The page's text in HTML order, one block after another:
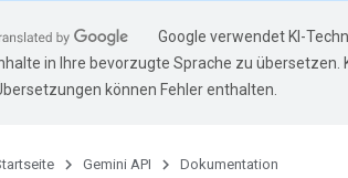
Google verwendet KI-
in Ihre bevorzugte Sprache zu übersetzen.
können Fehler enthalten.
Gemini API Dokumentation